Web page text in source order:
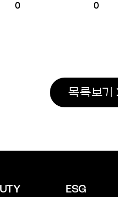
0 0
목록보기
ESG